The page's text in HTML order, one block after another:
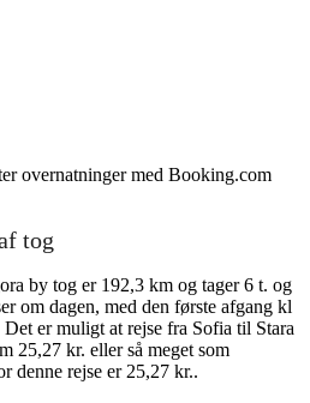
overnatninger med Booking.com
tog
by tog er 192,3 km og tager 6 t. og
om dagen, med den første afgang kl
er muligt at rejse fra Sofia til Stara
25,27 kr. eller så meget som
denne rejse er 25,27 kr..